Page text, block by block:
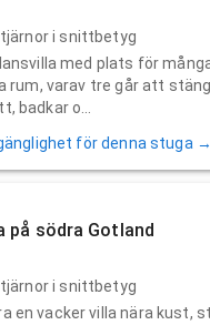
i snittbetyg
med plats för
rum, varav tre går att
badkar o...
för denna stuga →
på södra Gotland
i snittbetyg
en vacker villa nära kust,